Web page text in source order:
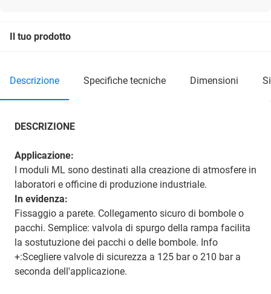
Il tuo prodotto
descrizione specifiche tecniche dimensioni
DESCRIZIONE
Applicazione:
I moduli ML sono destinati alla creazione di atmosfere in
laboratori e officine di produzione industriale.
In evidenza:
Fissaggio a parete. Collegamento sicuro di bombole o
pacchi. Semplice: valvola di spurgo della rampa facilita
la sostutuzione dei pacchi o delle bombole. Info
+:Scegliere valvole di sicurezza a 125 bar o 210 bar a
seconda dell'applicazione.